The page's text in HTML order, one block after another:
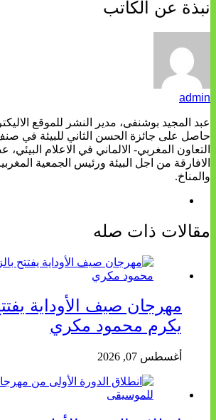
نبذة عن الكاتب
admin
عبد المجيد بوشنفى، مدير النشر للموقع
حاصل على جائزة الحسن الثاني للبيئة في صنف
التعاون المغربي- الالماني في الاعلام
الافارقة من اجل البيئة ورئيس الجمعية
والمناخ.
مقالات ذات صله
مهرجان صيف الأوداية
يكرم محمود مكري
أغسطس 07, 2026